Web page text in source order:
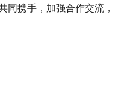
携手，加强合作交流，